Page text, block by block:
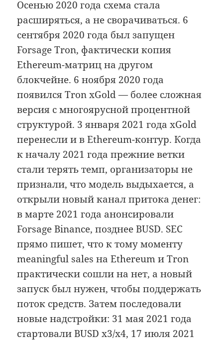
Осенью 2020 года схема стала
расширяться, а не сворачиваться. 6
сентября 2020 года был запущен
Forsage Tron, фактически копия
Ethereum-матриц на другом
блокчейне. 6 ноября 2020 года
появился Tron xGold — более сложная
версия с многоярусной процентной
структурой. 3 января 2021 года xGold
перенесли и в Ethereum-контур. Когда
к началу 2021 года прежние ветки
стали терять темп, организаторы не
признали, что модель выдыхается, а
открыли новый канал притока денег:
в марте 2021 года анонсировали
Forsage Binance, позднее BUSD. SEC
прямо пишет, что к тому моменту
meaningful sales на Ethereum и Tron
практически сошли на нет, а новый
запуск был нужен, чтобы поддержать
поток средств. Затем последовали
новые надстройки: 31 мая 2021 года
стартовали BUSD x3/x4, 17 июля 2021